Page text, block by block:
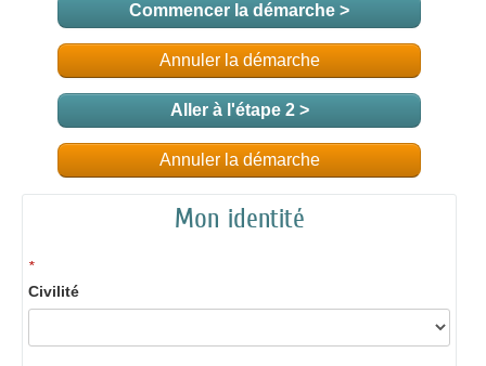
Commencer la démarche >
Annuler la démarche
Aller à l'étape 2 >
Annuler la démarche
Mon identité
*
Civilité